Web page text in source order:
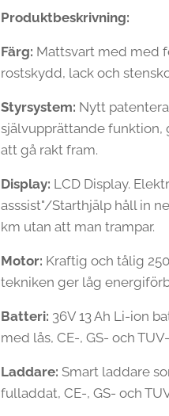
Produktbeskrivning:
Färg: Mattsvart med med
rostskydd, lack och
Styrsystem: Nytt
självupprättande
att gå rakt fram.
Display: LCD Display.
asssist"/Starthjälp håll in
km utan att man trampar.
Motor: Kraftig och tålig
tekniken ger låg
Batteri: 36V 13 Ah Li-ion
med lås, CE-, GS- och
Laddare: Smart laddare
fulladdat, CE-, GS- och